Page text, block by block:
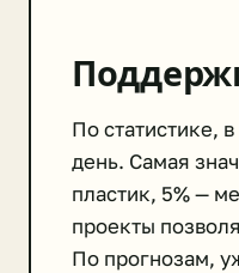
По статистике,
день. Самая
пластик, 5% —
проекты
По прогнозам,